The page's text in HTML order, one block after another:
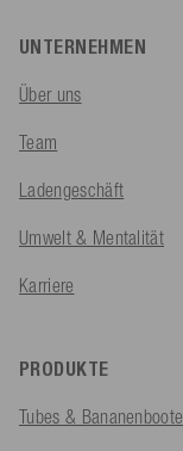
UNTERNEHMEN
Über uns
Team
Ladengeschäft
Umwelt & Mentalität
Karriere
PRODUKTE
Tubes & Bananenboote